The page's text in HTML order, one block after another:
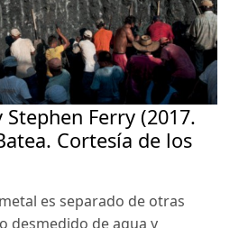
Ferry (2017.
Cortesía de los
es separado de otras
desmedido de agua y